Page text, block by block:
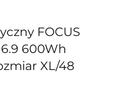
FOCUS
600Wh
XL/48